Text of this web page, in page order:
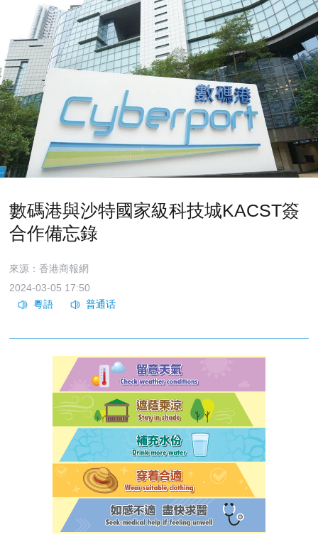
數碼港與沙特國家級科技城KACST簽
合作備忘錄
來源：香港商報網
2024-03-05 17:50